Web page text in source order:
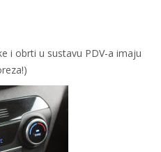
i obrti u sustavu PDV-a imaju